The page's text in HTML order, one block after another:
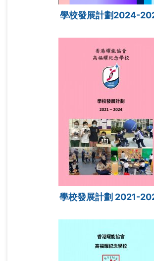
學校發展計劃2024-
學校發展計劃 2021-